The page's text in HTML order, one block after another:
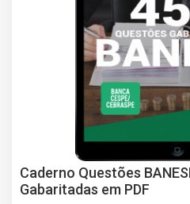
Caderno Questões
Gabaritadas em PDF